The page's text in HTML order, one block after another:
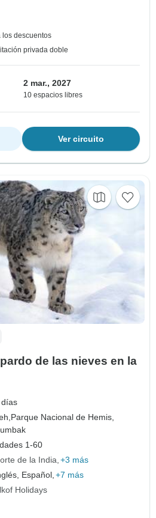
los descuentos
privada doble
2 mar., 2027
10 espacios libres
Ver circuito
de las nieves en la
Parque Nacional de Hemis,
1-60
de la India +3 más
Español, +7 más
Holidays